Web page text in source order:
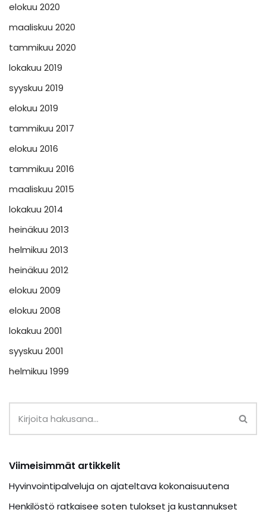
elokuu 2020
maaliskuu 2020
tammikuu 2020
lokakuu 2019
syyskuu 2019
elokuu 2019
tammikuu 2017
elokuu 2016
tammikuu 2016
maaliskuu 2015
lokakuu 2014
heinäkuu 2013
helmikuu 2013
heinäkuu 2012
elokuu 2009
elokuu 2008
lokakuu 2001
syyskuu 2001
helmikuu 1999
Viimeisimmät artikkelit
Hyvinvointipalveluja on ajateltava kokonaisuutena
Henkilöstö ratkaisee soten tulokset ja kustannukset